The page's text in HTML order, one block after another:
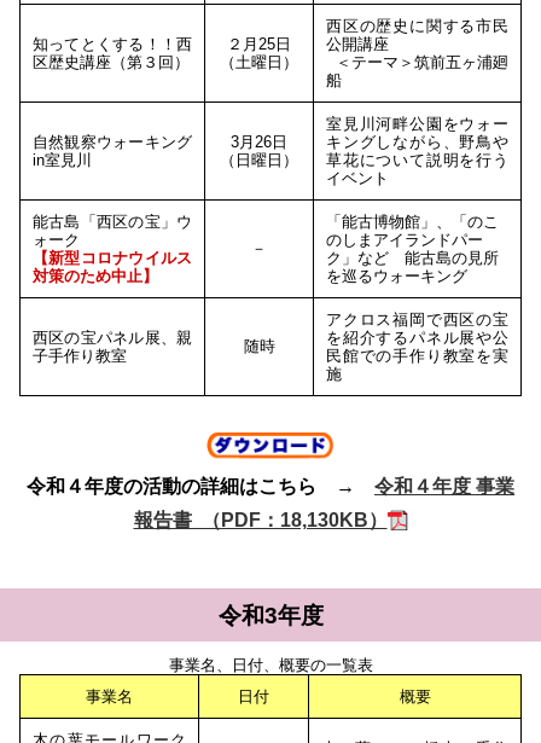
知ってとくする！！西
区歴史講座（第３回）
２月25日
（土曜日）
西区の歴史に関する市民
公開講座
＜テーマ＞筑前五ヶ浦廻
船
自然観察ウォーキング
in室見川
3月26日
（日曜日）
室見川河畔公園をウォー
キングしながら、野鳥や
草花について説明を行う
イベント
能古島「西区の宝」ウ
ォーク
【新型コロナウイルス
対策のため中止】
－
「能古博物館」、「のこ
のしまアイランドパー
ク」など 能古島の見所
を巡るウォーキング
西区の宝パネル展、親
子手作り教室
随時
アクロス福岡で西区の宝
を紹介するパネル展や公
民館での手作り教室を実
施
令和４年度の活動の詳細はこちら → 令和４年度 事業
報告書 （PDF：18,130KB）
令和3年度
事業名、日付、概要の一覧表
事業名
日付 概要